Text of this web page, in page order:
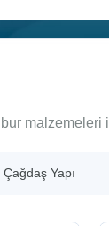
malzemeleri
Çağdaş Yapı